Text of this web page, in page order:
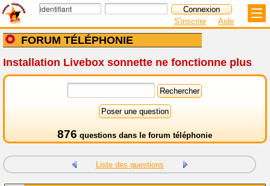
FORUM TÉLÉPHONIE
S'inscrire Aide
Installation Livebox sonnette ne fonctionne plus
876 questions dans le forum téléphonie
Liste des questions